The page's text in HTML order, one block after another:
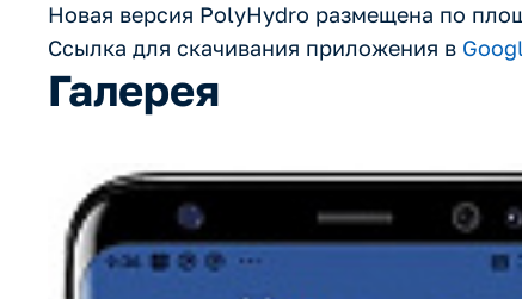
Новая версия PolyHydro размещена по
Ссылка для скачивания приложения в
Галерея